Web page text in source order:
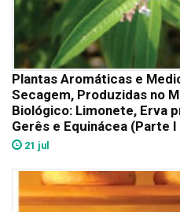
Plantas Aromáticas e
Secagem, Produzidas no
Biológico: Limonete, Erva
Gerês e Equinácea (Parte I
21 jul